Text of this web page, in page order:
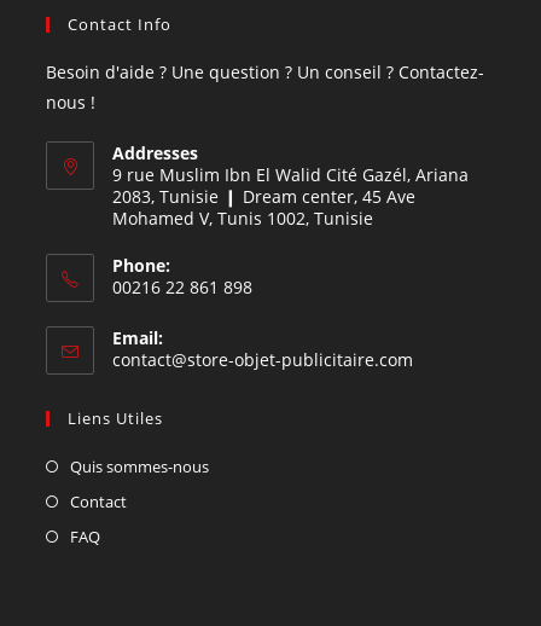
Contact Info
Besoin d'aide ? Une question ? Un conseil ? Contactez-
nous !
Addresses
9 rue Muslim Ibn El Walid Cité Gazél, Ariana
2083, Tunisie ❙ Dream center, 45 Ave
Mohamed V, Tunis 1002, Tunisie
Phone:
00216 22 861 898
Email:
contact@store-objet-publicitaire.com
Liens Utiles
Quis sommes-nous
Contact
FAQ